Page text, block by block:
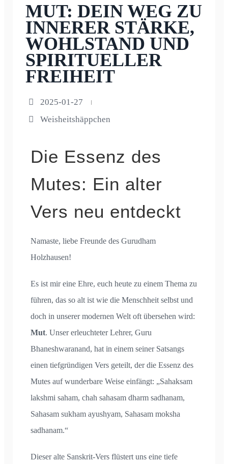
MUT: DEIN WEG ZU
INNERER STÄRKE,
WOHLSTAND UND
SPIRITUELLER
FREIHEIT
2025-01-27
Weisheitshäppchen
Die Essenz des
Mutes: Ein alter
Vers neu entdeckt
Namaste, liebe Freunde des Gurudham
Holzhausen!
Es ist mir eine Ehre, euch heute zu einem Thema zu
führen, das so alt ist wie die Menschheit selbst und
doch in unserer modernen Welt oft übersehen wird:
Mut. Unser erleuchteter Lehrer, Guru
Bhaneshwaranand, hat in einem seiner Satsangs
einen tiefgründigen Vers geteilt, der die Essenz des
Mutes auf wunderbare Weise einfängt: „Sahaksam
lakshmi saham, chah sahasam dharm sadhanam,
Sahasam sukham ayushyam, Sahasam moksha
sadhanam.“
Dieser alte Sanskrit-Vers flüstert uns eine tiefe